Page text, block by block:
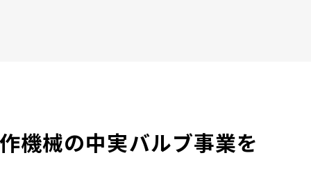
機械の中実バルブ事業を